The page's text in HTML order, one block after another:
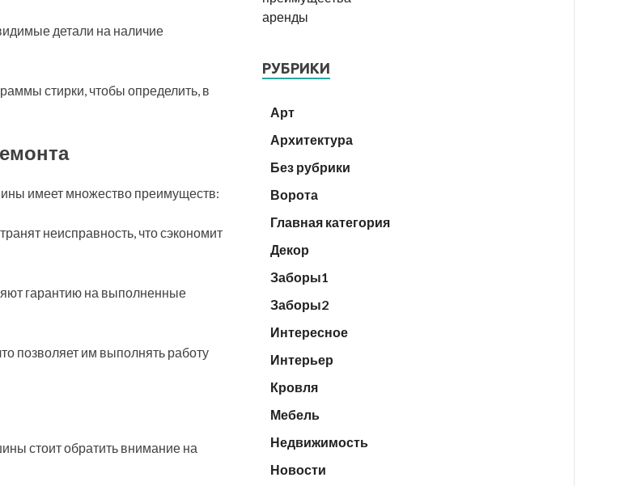
детали на наличие
стирки, чтобы определить, в
имеет множество преимуществ:
неисправность, что сэкономит
гарантию на выполненные
позволяет им выполнять работу
стоит обратить внимание на
РУБРИКИ
Арт
Архитектура
Без рубрики
Ворота
Главная категория
Декор
Заборы1
Заборы2
Интересное
Интерьер
Кровля
Мебель
Недвижимость
Новости